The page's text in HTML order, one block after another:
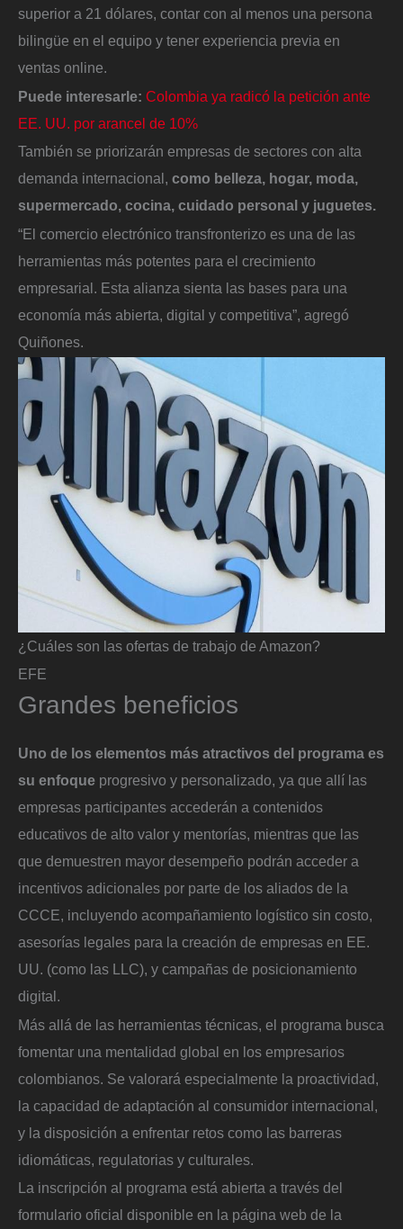
superior a 21 dólares, contar con al menos una persona
bilingüe en el equipo y tener experiencia previa en
ventas online.
Puede interesarle: Colombia ya radicó la petición ante
EE. UU. por arancel de 10%
También se priorizarán empresas de sectores con alta
demanda internacional, como belleza, hogar, moda,
supermercado, cocina, cuidado personal y juguetes.
“El comercio electrónico transfronterizo es una de las
herramientas más potentes para el crecimiento
empresarial. Esta alianza sienta las bases para una
economía más abierta, digital y competitiva”, agregó
Quiñones.
¿Cuáles son las ofertas de trabajo de Amazon?
EFE
Grandes beneficios
Uno de los elementos más atractivos del programa es
su enfoque progresivo y personalizado, ya que allí las
empresas participantes accederán a contenidos
educativos de alto valor y mentorías, mientras que las
que demuestren mayor desempeño podrán acceder a
incentivos adicionales por parte de los aliados de la
CCCE, incluyendo acompañamiento logístico sin costo,
asesorías legales para la creación de empresas en EE.
UU. (como las LLC), y campañas de posicionamiento
digital.
Más allá de las herramientas técnicas, el programa busca
fomentar una mentalidad global en los empresarios
colombianos. Se valorará especialmente la proactividad,
la capacidad de adaptación al consumidor internacional,
y la disposición a enfrentar retos como las barreras
idiomáticas, regulatorias y culturales.
La inscripción al programa está abierta a través del
formulario oficial disponible en la página web de la